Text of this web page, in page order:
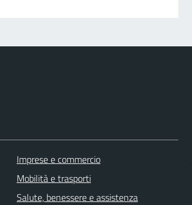
Imprese e commercio
Mobilità e trasporti
Salute, benessere e assistenza